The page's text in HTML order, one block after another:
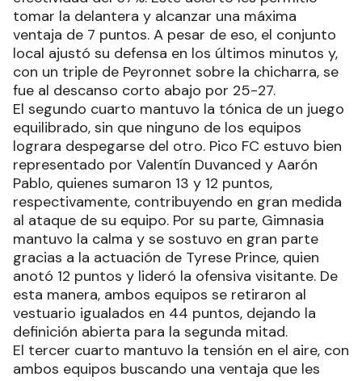
tomar la delantera y alcanzar una máxima
ventaja de 7 puntos. A pesar de eso, el conjunto
local ajustó su defensa en los últimos minutos y,
con un triple de Peyronnet sobre la chicharra, se
fue al descanso corto abajo por 25-27.
El segundo cuarto mantuvo la tónica de un juego
equilibrado, sin que ninguno de los equipos
lograra despegarse del otro. Pico FC estuvo bien
representado por Valentín Duvanced y Aarón
Pablo, quienes sumaron 13 y 12 puntos,
respectivamente, contribuyendo en gran medida
al ataque de su equipo. Por su parte, Gimnasia
mantuvo la calma y se sostuvo en gran parte
gracias a la actuación de Tyrese Prince, quien
anotó 12 puntos y lideró la ofensiva visitante. De
esta manera, ambos equipos se retiraron al
vestuario igualados en 44 puntos, dejando la
definición abierta para la segunda mitad.
El tercer cuarto mantuvo la tensión en el aire, con
ambos equipos buscando una ventaja que les